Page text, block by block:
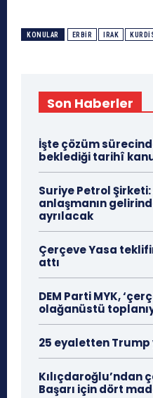
KONULAR ERBIR IRAK
Son Haberler
İşte çözüm
beklediği tarihî
Suriye Petrol Şirketi:
anlaşmanın
ayrılacak
Çerçeve Yasa
attı
DEM Parti MYK,
olağanüstü
25 eyaletten
Kılıçdaroğlu’ndan
Başarı için dört